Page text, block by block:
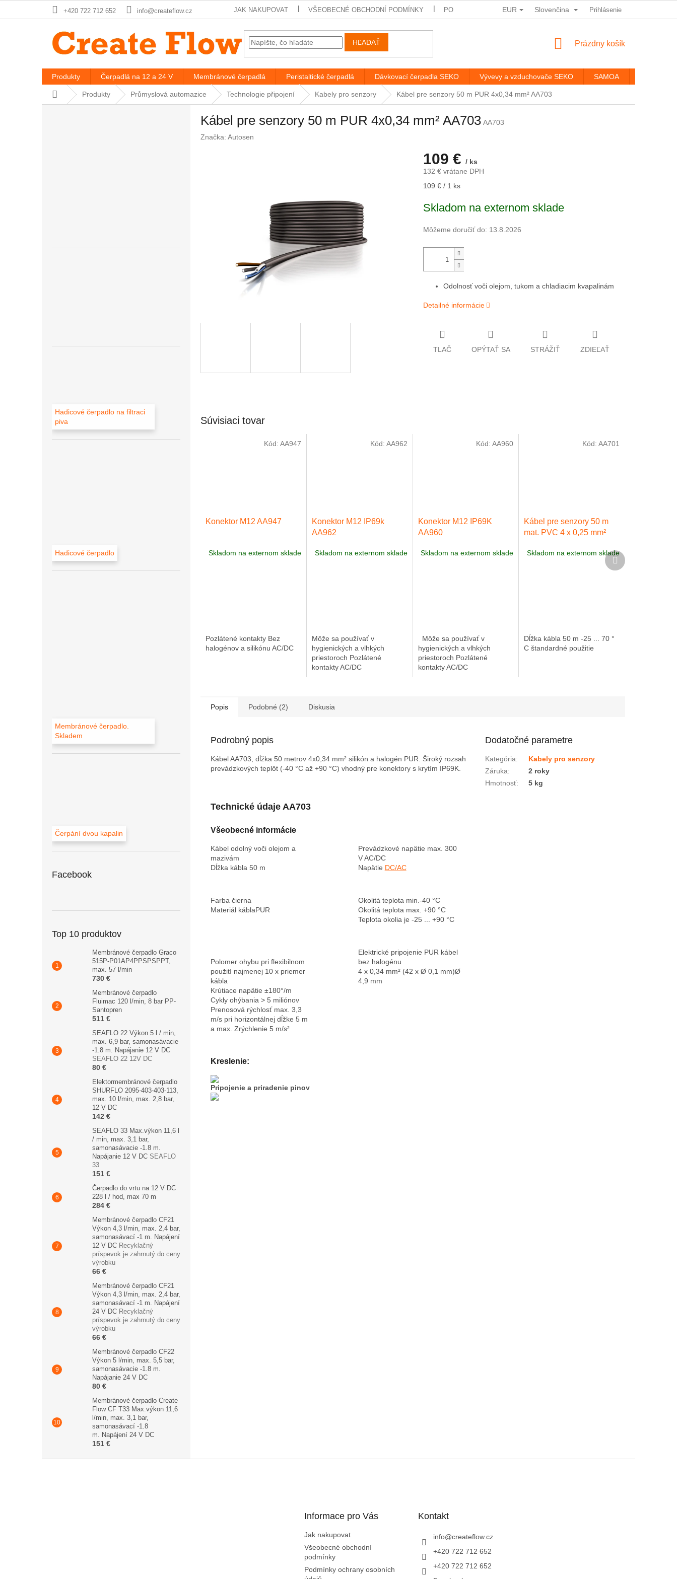
+420 722 712 652 info@createflow.cz JAK NAKUPOVAT VŠEOBECNÉ OBCHODNÍ PODMÍNKY PODMÍNKY OCHRANY OSOBNÍCH ÚDAJŮ HODNOTENIE OBCHODU
EUR Slovenčina Prihlásenie
HĽADAŤ
NÁKUPNÝ
Prázdny košík
Produkty Čerpadlá na 12 a 24 V Membránové čerpadlá Peristaltické čerpadlá Dávkovací čerpadla SEKO Vývevy a vzduchovače SEKO SAMOA
DomovProdukty Průmyslová automazice Technologie připojení Kabely pro senzory Kábel pre senzory 50 m PUR 4x0,34 mm² AA703
Hadicové čerpadlo na filtraci
piva
Hadicové čerpadlo
Membránové čerpadlo.
Skladem
Čerpání dvou kapalin
Facebook
Top 10 produktov
Membránové čerpadlo Graco
515P-P01AP4PPSPSPPT,
max. 57 l/min
730 €
Membránové čerpadlo
Fluimac 120 l/min, 8 bar PP-
Santopren
511 €
SEAFLO 22 Výkon 5 l / min,
max. 6,9 bar, samonasávacie
-1.8 m. Napájanie 12 V DC
SEAFLO 22 12V DC
80 €
Elektormembránové čerpadlo
SHURFLO 2095-403-403-113,
max. 10 l/min, max. 2,8 bar,
12 V DC
142 €
SEAFLO 33 Max.výkon 11,6 l
/ min, max. 3,1 bar,
samonasávacie -1.8 m.
Napájanie 12 V DC SEAFLO
33
151 €
Čerpadlo do vrtu na 12 V DC
228 l / hod, max 70 m
284 €
Membránové čerpadlo CF21
Výkon 4,3 l/min, max. 2,4 bar,
samonasávací -1 m. Napájení
12 V DC Recyklačný
príspevok je zahrnutý do ceny
výrobku
66 €
Membránové čerpadlo CF21
Výkon 4,3 l/min, max. 2,4 bar,
samonasávací -1 m. Napájení
24 V DC Recyklačný
príspevok je zahrnutý do ceny
výrobku
66 €
Membránové čerpadlo CF22
Výkon 5 l/min, max. 5,5 bar,
samonasávacie -1.8 m.
Napájanie 24 V DC
80 €
Membránové čerpadlo Create
Flow CF T33 Max.výkon 11,6
l/min, max. 3,1 bar,
samonasávací -1.8
m. Napájení 24 V DC
151 €
Kábel pre senzory 50 m PUR 4x0,34 mm² AA703 AA703
Značka: Autosen
109 € / ks
132 € vrátane DPH
Jednotková
109 € / 1 ks
Skladom na externom sklade
Môžeme doručiť do: 13.8.2026
Odolnosť voči olejom, tukom a chladiacim kvapalinám
Detailné informácie
TLAČ OPÝTAŤ SA STRÁŽIŤ ZDIEĽAŤ
Súvisiaci tovar
Konektor M12 AA947
Skladom na externom sklade
Pozlátené kontakty Bez
halogénov a silikónu AC/DC
Kód: AA947
Konektor M12 IP69k
AA962
Skladom na externom sklade
Môže sa používať v
hygienických a vlhkých
priestoroch Pozlátené
kontakty AC/DC
Kód: AA962
Konektor M12 IP69K
AA960
Skladom na externom sklade
Môže sa používať v
hygienických a vlhkých
priestoroch Pozlátené
kontakty AC/DC
Kód:AA960
Kábel pre senzory 50 m
mat. PVC 4 x 0,25 mm²
Skladom na externom sklade
Dĺžka kábla 50 m -25 ... 70 °
C štandardné použitie
Kód: AA701
Ďalší
produkt
Popis Podobné (2) Diskusia
Podrobný popis
Kábel AA703, dĺžka 50 metrov 4x0,34 mm² silikón a halogén PUR. Široký rozsah
prevádzkových teplôt (-40 °C až +90 °C) vhodný pre konektory s krytím IP69K.
Technické údaje AA703
Všeobecné informácie
Kábel odolný voči olejom a
mazivám
Dĺžka kábla 50 m
Prevádzkové napätie max. 300
V AC/DC
Napätie DC/AC
Farba čierna
Materiál káblaPUR
Okolitá teplota min. -40 °C
Okolitá teplota max. +90 °C
Teplota okolia je -25
... +90 °C
Polomer ohybu pri flexibilnom
použití najmenej 10 x priemer
kábla
Krútiace napätie ±180°/m
Cykly ohýbania > 5 miliónov
Prenosová rýchlosť max. 3,3
m/s pri horizontálnej dĺžke 5 m
a max. Zrýchlenie 5 m/s²
Elektrické pripojenie PUR kábel
bez halogénu
4 x 0,34 mm² (42 x Ø 0,1 mm)Ø
4,9 mm
Kreslenie:
Pripojenie a priradenie pinov
Dodatočné parametre
Kategória:
Kabely pro senzory
Záruka:
2 roky
Hmotnosť: 5 kg
Informace pro Vás
Jak nakupovat
Všeobecné obchodní
podmínky
Podmínky ochrany osobních
Kontakt
info@createflow.cz
+420 722 712 652
+420 722 712 652